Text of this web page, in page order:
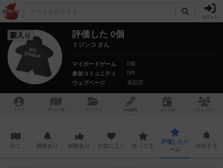
ログイン
新入り 評価した 0個
ミジンコ さん
マイボードゲーム
0個
参加コミュニティ
0件
ウェブページ
未設定
トップ ゲーム一覧 マイリスト 投稿履歴 ボ ドゲ コミュニティ
全て 興味あり 経験あり お気に入り 持ってる
評価したゲ
ーム
比較する